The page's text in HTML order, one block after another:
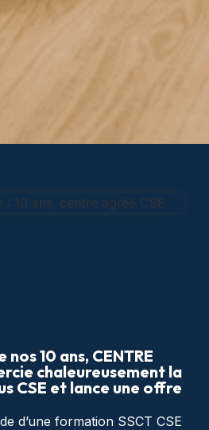
nos 10 ans, CENTRE
chaleureusement la
CSE et lance une offre
d’une formation SSCT CSE